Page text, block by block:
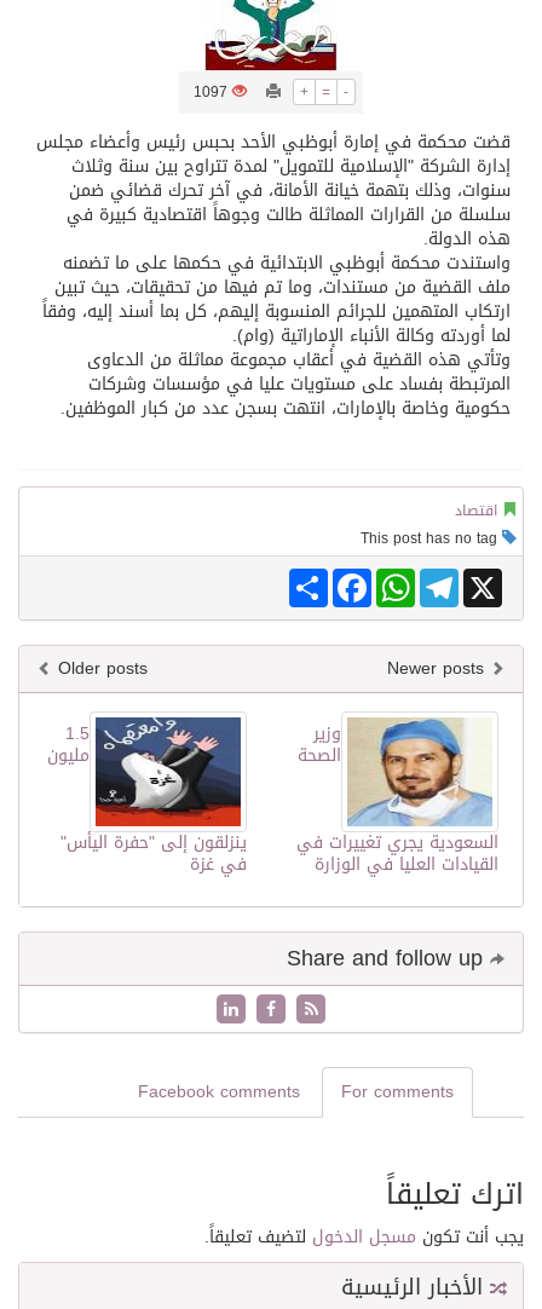
ثلة من الضابطات في الجييش الكويتي
كسوة الكعبة تعتلي البيت العتيق
+ = -
1097
قضت محكمة في إمارة أبوظبي الأحد بحبس رئيس وأعضاء مجلس
إدارة الشركة "الإسلامية للتمويل" لمدة تتراوح بين سنة وثلاث
سنوات، وذلك بتهمة خيانة الأمانة، في آخر تحرك قضائي ضمن
سلسلة من القرارات المماثلة طالت وجوهاً اقتصادية كبيرة في
هذه الدولة.
واستندت محكمة أبوظبي الابتدائية في حكمها على ما تضمنه
ملف القضية من مستندات، وما تم فيها من تحقيقات، حيث تبين
ارتكاب المتهمين للجرائم المنسوبة إليهم، كل بما أسند إليه، وفقاً
لما أوردته وكالة الأنباء الإماراتية (وام).
وتأتي هذه القضية في أعقاب مجموعة مماثلة من الدعاوى
المرتبطة بفساد على مستويات عليا في مؤسسات وشركات
حكومية وخاصة بالإمارات، انتهت بسجن عدد من كبار الموظفين.
اقتصاد
Share
FacebookWhatsAppTelegram X
Older posts
1.5
مليون
ينزلقون إلى "حفرة اليأس"
في غزة
وزير
الصحة
السعودية يجري تغييرات في
القيادات العليا في الوزارة
For comments
Facebook comments
اترك تعليقاً
يجب أنت تكون مسجل الدخول لتضيف تعليقاً.
الأخبار الرئيسية